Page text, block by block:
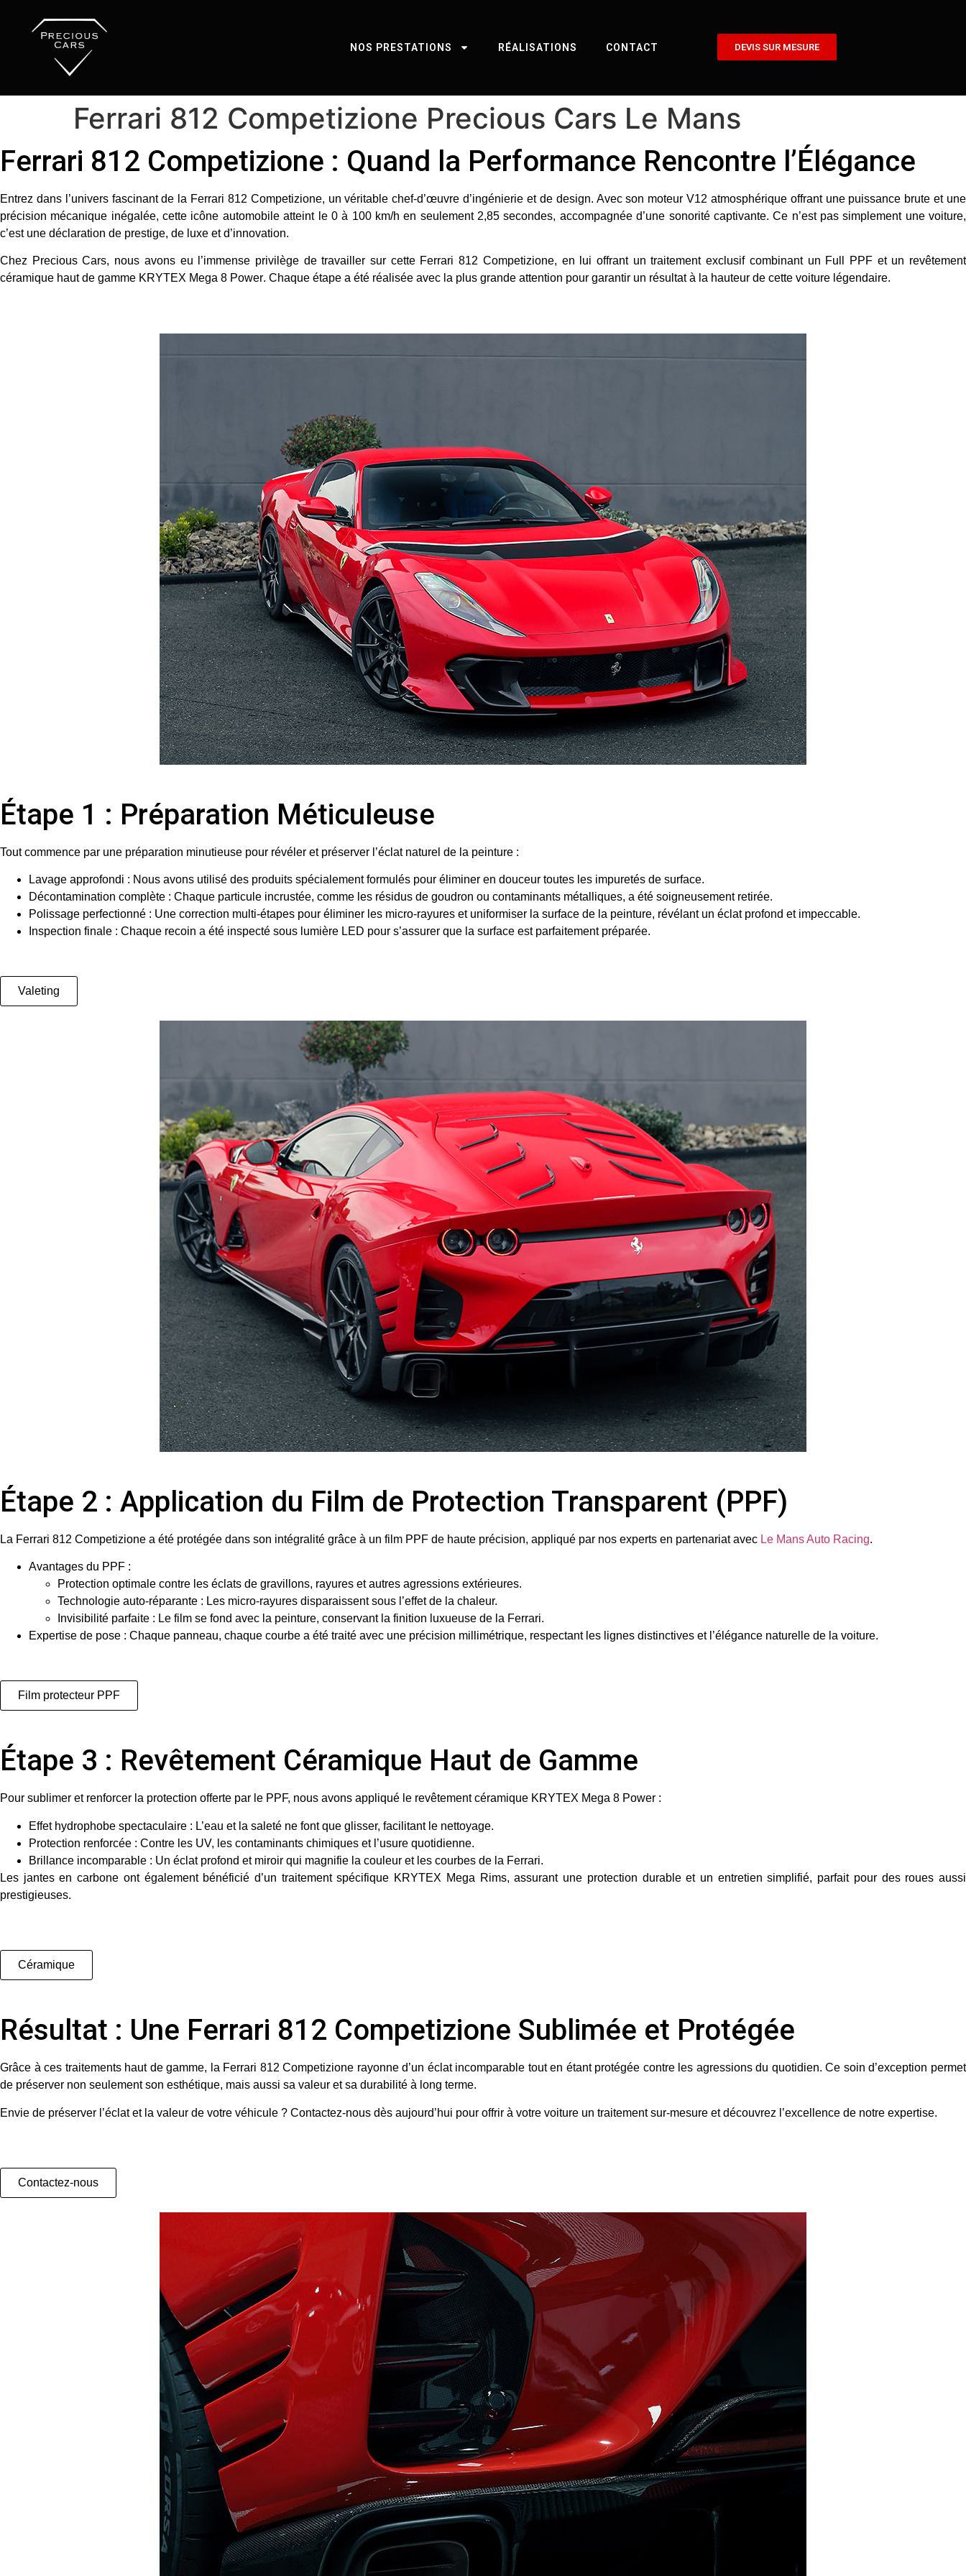
NOS PRESTATIONS RÉALISATIONS CONTACT DEVIS SUR MESURE
Ferrari 812 Competizione Precious Cars Le Mans
Ferrari 812 Competizione : Quand la Performance Rencontre l’Élégance
Entrez dans l’univers fascinant de la Ferrari 812 Competizione, un véritable chef-d’œuvre d’ingénierie et de design. Avec son moteurV12 atmosphériqueoffrant une puissance brute et une
précision mécanique inégalée, cette icône automobile atteint le 0 à 100 km/h en seulement 2,85 secondes, accompagnée d’une sonorité captivante. Ce n’est pas simplement une voiture,
c’est une déclaration de prestige, de luxe et d’innovation.
Chez Precious Cars, nous avons eu l’immense privilège de travailler sur cette Ferrari 812 Competizione, en lui offrant un traitement exclusif combinant un Full PPFet un revêtement
céramique haut de gamme KRYTEX Mega 8 Power. Chaque étape a été réalisée avec la plus grande attention pour garantir un résultat à la hauteur de cette voiture légendaire.
Étape 1 : Préparation Méticuleuse
Tout commence par une préparation minutieuse pour révéler et préserver l’éclat naturel de la peinture :
Lavage approfondi : Nous avons utilisé des produits spécialement formulés pour éliminer en douceur toutes les impuretés de surface.
Décontamination complète : Chaque particule incrustée, comme les résidus de goudron ou contaminants métalliques, a été soigneusement retirée.
Polissage perfectionné : Une correction multi-étapes pour éliminer les micro-rayures et uniformiser la surface de la peinture, révélant un éclat profond et impeccable.
Inspection finale : Chaque recoin a été inspecté sous lumière LED pour s’assurer que la surface est parfaitement préparée.
Valeting
Étape 2 : Application du Film de Protection Transparent (PPF)
La Ferrari 812 Competizione a été protégée dans son intégralité grâce à un film PPF de haute précision, appliqué par nos experts en partenariat avec Le Mans Auto Racing.
Avantages du PPF :
Protection optimale contre les éclats de gravillons, rayures et autres agressions extérieures.
Technologie auto-réparante : Les micro-rayures disparaissent sous l’effet de la chaleur.
Invisibilité parfaite : Le film se fond avec la peinture, conservant la finition luxueuse de la Ferrari.
Expertise de pose : Chaque panneau, chaque courbe a été traité avec une précision millimétrique, respectant les lignes distinctives et l’élégance naturelle de la voiture.
Film protecteur PPF
Étape 3 : Revêtement Céramique Haut de Gamme
Pour sublimer et renforcer la protection offerte par le PPF, nous avons appliqué le revêtement céramique KRYTEX Mega 8 Power :
Effet hydrophobe spectaculaire : L’eau et la saleté ne font que glisser, facilitant le nettoyage.
Protection renforcée : Contre les UV, les contaminants chimiques et l’usure quotidienne.
Brillance incomparable : Un éclat profond et miroir qui magnifie la couleur et les courbes de la Ferrari.
Les jantes en carbone ont également bénéficié d’un traitement spécifique KRYTEX Mega Rims, assurant une protection durable et un entretien simplifié, parfait pour des roues aussi
prestigieuses.
Céramique
Résultat : Une Ferrari 812 Competizione Sublimée et Protégée
Grâce à ces traitements haut de gamme, la Ferrari 812 Competizione rayonne d’un éclat incomparable tout en étant protégée contre les agressions du quotidien. Ce soin d’exception permet
de préserver non seulement son esthétique, mais aussi sa valeur et sa durabilité à long terme.
Envie de préserver l’éclat et la valeur de votre véhicule ? Contactez-nous dès aujourd’hui pour offrir à votre voiture un traitement sur-mesure et découvrez l’excellence de notre expertise.
Contactez-nous